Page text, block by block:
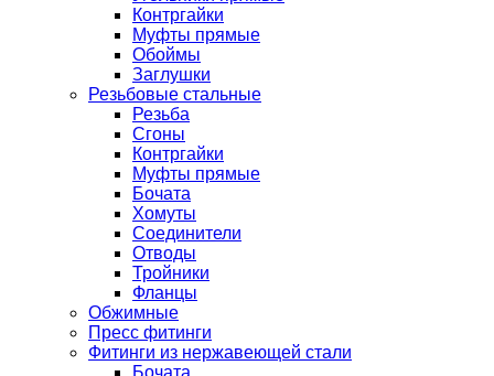
Контргайки
Муфты прямые
Обоймы
Заглушки
Резьбовые стальные
Резьба
Сгоны
Контргайки
Муфты прямые
Бочата
Хомуты
Соединители
Отводы
Тройники
Фланцы
Обжимные
Пресс фитинги
Фитинги из нержавеющей стали